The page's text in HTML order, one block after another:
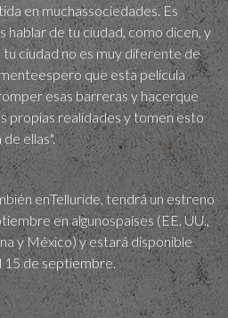
en muchassociedades. Es
hablar de tu ciudad, como dicen, y
ciudad no es muy diferente de
que esta película
esas barreras y hacerque
propias realidades y tomen esto
ellas".
enTelluride, tendrá un estreno
en algunospaíses (EE. UU.,
y México) y estará disponible
15 de septiembre.